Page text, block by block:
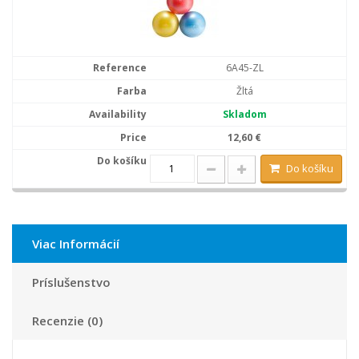
6A45-ZL
Žltá
Skladom
12,60 €
Do košíku
Viac Informácií
Príslušenstvo
Recenzie (0)